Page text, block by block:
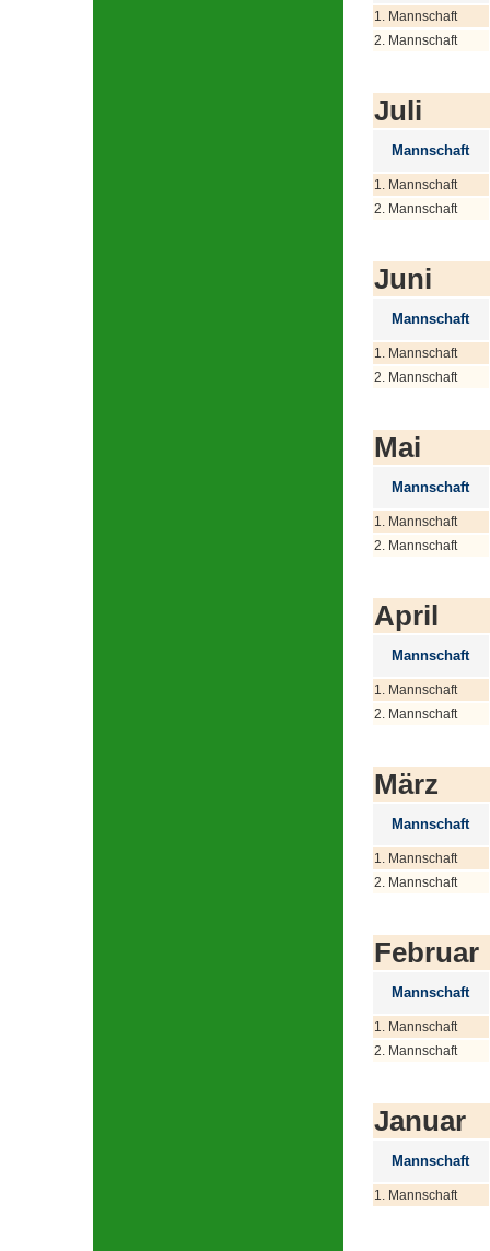
1. Mannschaft
2. Mannschaft
Juli
Mannschaft
1. Mannschaft
2. Mannschaft
Juni
Mannschaft
1. Mannschaft
2. Mannschaft
Mai
Mannschaft
1. Mannschaft
2. Mannschaft
April
Mannschaft
1. Mannschaft
2. Mannschaft
März
Mannschaft
1. Mannschaft
2. Mannschaft
Februar
Mannschaft
1. Mannschaft
2. Mannschaft
Januar
Mannschaft
1. Mannschaft